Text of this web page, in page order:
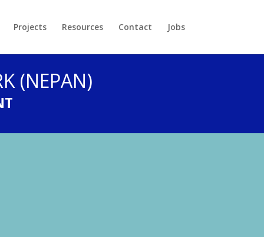
Projects Resources Contact Jobs
(NEPAN)